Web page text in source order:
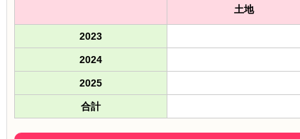
土地
2023
2024
2025
合計